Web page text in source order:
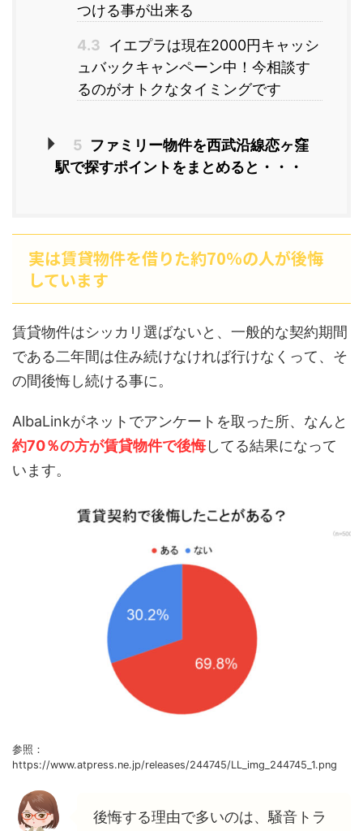
つける事が出来る
4.3
イエプラは現在2000円キャッシ
ュバックキャンペーン中！今相談す
るのがオトクなタイミングです
5 ファミリー物件を西武沿線恋ヶ窪
駅で探すポイントをまとめると・・・
実は賃貸物件を借りた約70％の人が後悔
しています
賃貸物件はシッカリ選ばないと、一般的な契約期間
である二年間は住み続けなければ行けなくって、そ
の間後悔し続ける事に。
AlbaLinkがネットでアンケートを取った所、なんと
約70％の方が賃貸物件で後悔してる結果になって
います。
参照：
https://www.atpress.ne.jp/releases/244745/LL_img_244745_1.png
後悔する理由で多いのは、騒音トラ